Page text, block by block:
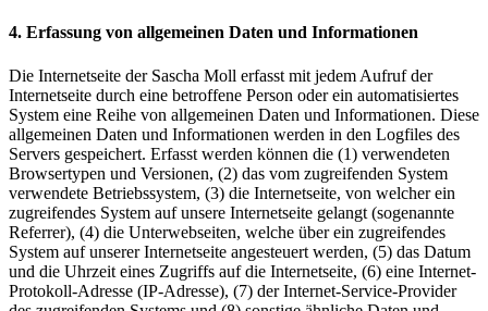
4. Erfassung von allgemeinen Daten und Informationen
Die Internetseite der Sascha Moll erfasst mit jedem Aufruf der
Internetseite durch eine betroffene Person oder ein automatisiertes
System eine Reihe von allgemeinen Daten und Informationen. Diese
allgemeinen Daten und Informationen werden in den Logfiles des
Servers gespeichert. Erfasst werden können die (1) verwendeten
Browsertypen und Versionen, (2) das vom zugreifenden System
verwendete Betriebssystem, (3) die Internetseite, von welcher ein
zugreifendes System auf unsere Internetseite gelangt (sogenannte
Referrer), (4) die Unterwebseiten, welche über ein zugreifendes
System auf unserer Internetseite angesteuert werden, (5) das Datum
und die Uhrzeit eines Zugriffs auf die Internetseite, (6) eine Internet-
Protokoll-Adresse (IP-Adresse), (7) der Internet-Service-Provider